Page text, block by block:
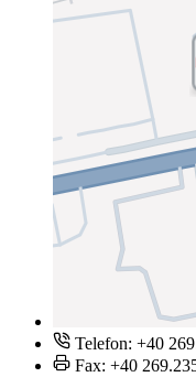
Telefon: +40
Fax: +40